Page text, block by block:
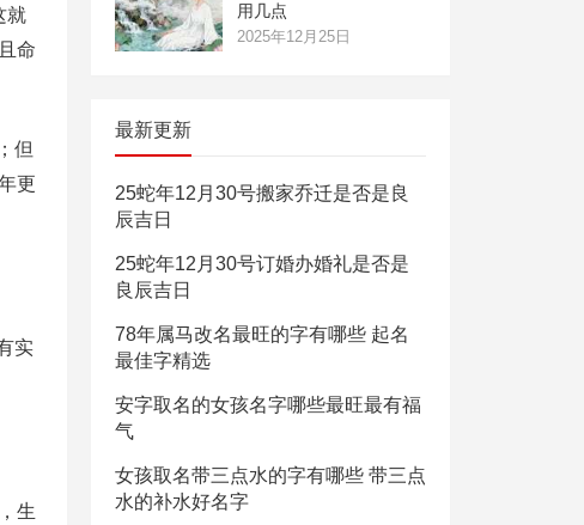
就
命
但
更
实
生
用几点
2025年12月25日
最新更新
25蛇年12月30号搬家乔迁是否是良
辰吉日
25蛇年12月30号订婚办婚礼是否是
良辰吉日
78年属马改名最旺的字有哪些 起名
最佳字精选
安字取名的女孩名字哪些最旺最有福
气
女孩取名带三点水的字有哪些 带三点
水的补水好名字